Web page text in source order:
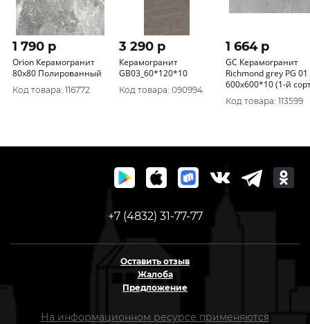
1 790 p
Orion Керамогранит
80х80 Полированный
Код товара: 116772
3 290 p
Керамогранит
GB03_60*120*10
Код товара: 090994
1 664 p
GC Керамогранит
Richmond grey PG 01
600х600*10 (1-й
Код товара: 113599
+7 (4832) 31-77-77
Оставить отзыв
Жалоба
Предложение
На информационном ресурсе применяются